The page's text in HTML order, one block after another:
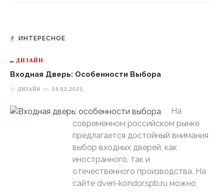
ИНТЕРЕСНОЕ
ДИЗАЙН
Входная Дверь: Особенности Выбора
ДИЗАЙН on 05.02.2021
На
современном российском рынке
предлагается достойный внимания
выбор входных дверей, как
иностранного, так и
отечественного производства. На
сайте dveri-kondor.spb.ru можно